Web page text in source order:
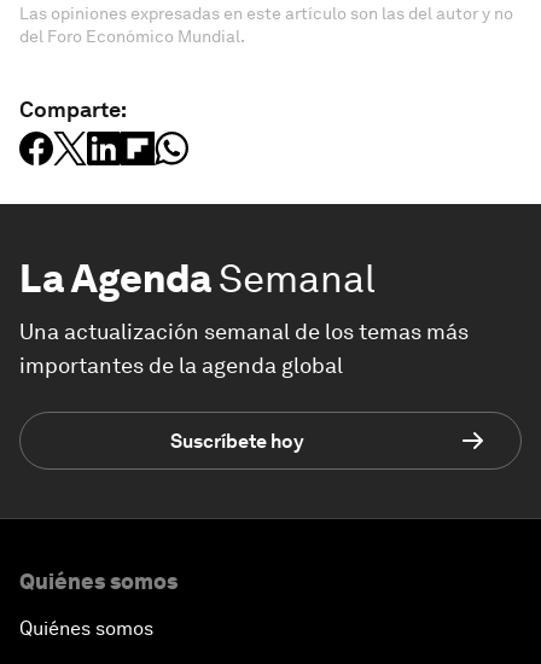
Las opiniones expresadas en este artículo son las del autor y no
del Foro Económico Mundial.
Comparte:
La AgendaSemanal
Una actualización semanal de los temas más
importantes de la agenda global
Suscríbete hoy
Quiénes somos
Quiénes somos